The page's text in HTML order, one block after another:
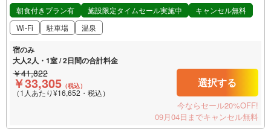
朝食付きプラン有 施設限定タイムセール実施中
キャンセル無料
Wi-Fi
駐車場 温泉
宿のみ
大人2人・1室 / 2日間の合計料金
￥41,822
￥33,305 （税込）
（1人あたり¥16,652・税込）
選択する
今ならセール20%OFF!
09月04日までキャンセル無料